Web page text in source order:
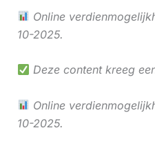
Online
10-2025.
Deze content kreeg
Online
10-2025.